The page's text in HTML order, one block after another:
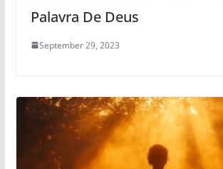
Palavra De Deus
September 29, 2023